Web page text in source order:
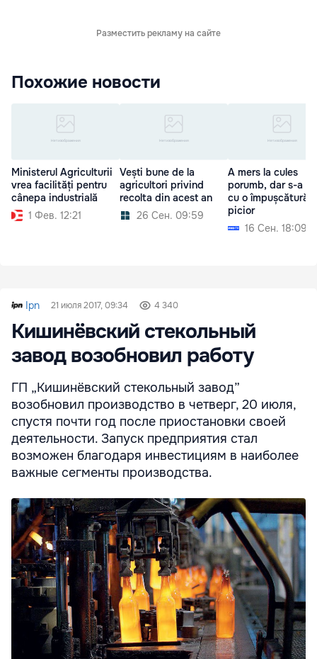
Разместить рекламу на сайте
Похожие новости
Ministerul Agriculturii
vrea facilități pentru
cânepa industrială
1 Фев. 12:21
Vești bune de la
agricultori privind
recolta din acest an
26 Сен. 09:59
A mers la cules
porumb, dar s-a
cu o împușcătură
picior
16 Сен. 18:09
Ipn 21 июля 2017, 09:34 4 340
Кишинёвский стекольный
завод возобновил работу
ГП „Кишинёвский стекольный завод”
возобновил производство в четверг, 20 июля,
спустя почти год после приостановки своей
деятельности. Запуск предприятия стал
возможен благодаря инвестициям в наиболее
важные сегменты производства.